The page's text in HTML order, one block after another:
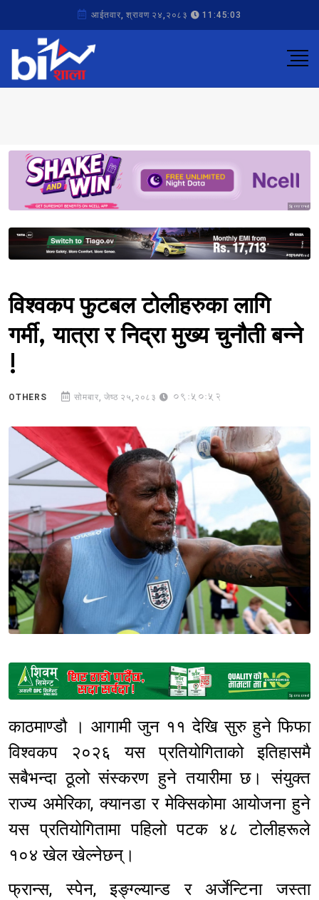
आईतवार, श्रावण २४,२०८३ 11:45:03
Sponsored
Sponsored
विश्वकप फुटबल टोलीहरुका लागि
गर्मी, यात्रा र निद्रा मुख्य चुनौती बन्ने
!
OTHERS सोमबार, जेष्ठ २५,२०८३ 09:50:52
Sponsored
काठमाण्डौ । आगामी जुन ११ देखि सुरु हुने फिफा
विश्वकप २०२६ यस प्रतियोगिताको इतिहासमै
सबैभन्दा ठूलो संस्करण हुने तयारीमा छ। संयुक्त
राज्य अमेरिका, क्यानडा र मेक्सिकोमा आयोजना हुने
यस प्रतियोगितामा पहिलो पटक ४८ टोलीहरूले
१०४ खेल खेल्नेछन्।
फ्रान्स, स्पेन, इङ्ग्ल्यान्ड र अर्जेन्टिना जस्ता